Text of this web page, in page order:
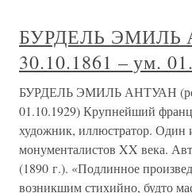
БУРДЕЛЬ ЭМИЛЬ
30.10.1861 – ум.
БУРДЕЛЬ ЭМИЛЬ АНТУАН
01.10.1929) Крупнейший
художник, иллюстратор. Один
монументалистов XX века.
(1890 г.). «Подлинное
возникшим стихийно, будто